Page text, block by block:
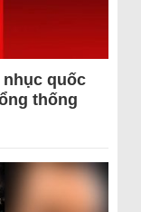
quốc
thống